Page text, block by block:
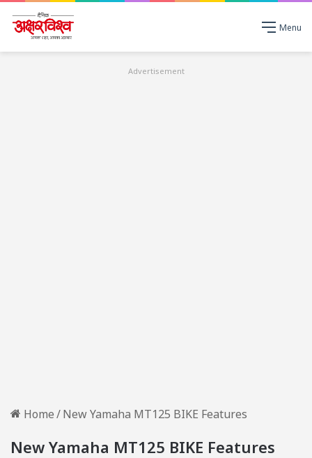
Menu
Advertisement
Home/New Yamaha MT125 BIKE Features
New Yamaha MT125 BIKE Features